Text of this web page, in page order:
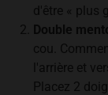
d'être « plus
Double
cou.
l'arrière et
Placez 2